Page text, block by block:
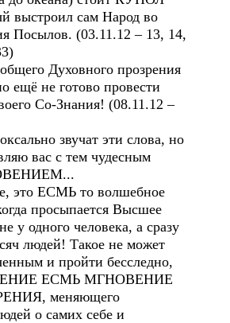
сам Народ во
Посылов. (03.11.12 – 13, 14,
Духовного прозрения
ещё не готово провести
Со-Знания! (08.11.12 –
звучат эти слова, но
вас с тем чудесным
это ЕСМЬ то волшебное
просыпается Высшее
у одного человека, а сразу
людей! Такое не может
и пройти бесследно,
ЕСМЬ МГНОВЕНИЕ
меняющего
о самих себе и